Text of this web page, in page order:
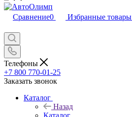
Сравнение0 Избранные товары
Телефоны
+7 800 770-01-25
Заказать звонок
Каталог
Назад
Каталог